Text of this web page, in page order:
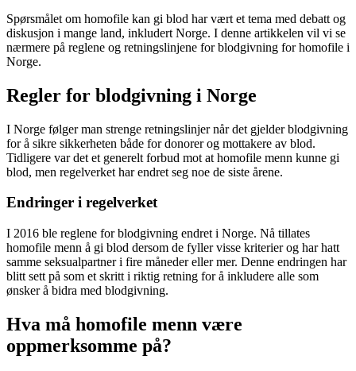
Spørsmålet om homofile kan gi blod har vært et tema med debatt og
diskusjon i mange land, inkludert Norge. I denne artikkelen vil vi se
nærmere på reglene og retningslinjene for blodgivning for homofile i
Norge.
Regler for blodgivning i Norge
I Norge følger man strenge retningslinjer når det gjelder blodgivning
for å sikre sikkerheten både for donorer og mottakere av blod.
Tidligere var det et generelt forbud mot at homofile menn kunne gi
blod, men regelverket har endret seg noe de siste årene.
Endringer i regelverket
I 2016 ble reglene for blodgivning endret i Norge. Nå tillates
homofile menn å gi blod dersom de fyller visse kriterier og har hatt
samme seksualpartner i fire måneder eller mer. Denne endringen har
blitt sett på som et skritt i riktig retning for å inkludere alle som
ønsker å bidra med blodgivning.
Hva må homofile menn være
oppmerksomme på?